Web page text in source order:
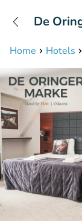
Home Hotels
De